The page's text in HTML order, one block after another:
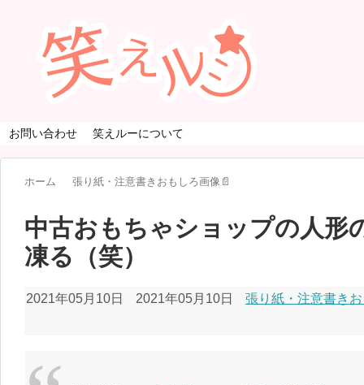
お問い合わせ 笑えルーについて
ホーム 張り紙・注意書きおもしろ画像📄
中古おもちゃショップの人形
凍る（笑）
2021年05月10日 2021年05月10日 張り紙・注意書き